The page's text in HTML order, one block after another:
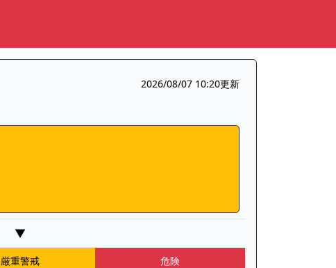
2026/08/07 10:20更新
▼
厳重警戒
危険